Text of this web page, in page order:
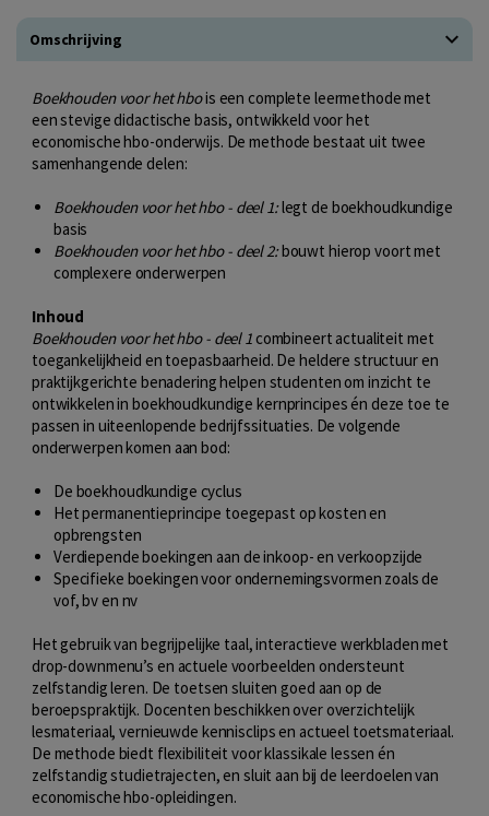
Omschrijving
Boekhouden voor het hbois een complete leermethode met
een stevige didactische basis, ontwikkeld voor het
economische hbo-onderwijs. De methode bestaat uit twee
samenhangende delen:
Boekhouden voor het hbo - deel 1:legt de boekhoudkundige
basis
Boekhouden voor het hbo - deel 2:bouwt hierop voort met
complexere onderwerpen
Inhoud
Boekhouden voor het hbo - deel 1combineert actualiteit met
toegankelijkheid en toepasbaarheid. De heldere structuur en
praktijkgerichte benadering helpen studenten om inzicht te
ontwikkelen in boekhoudkundige kernprincipes én deze toe te
passen in uiteenlopende bedrijfssituaties. De volgende
onderwerpen komen aan bod:
De boekhoudkundige cyclus
Het permanentieprincipe toegepast op kosten en
opbrengsten
Verdiepende boekingen aan de inkoop- en verkoopzijde
Specifieke boekingen voor ondernemingsvormen zoals de
vof, bv en nv
Het gebruik van begrijpelijke taal, interactieve werkbladen met
drop-downmenu’s en actuele voorbeelden ondersteunt
zelfstandig leren. De toetsen sluiten goed aan op de
beroepspraktijk. Docenten beschikken over overzichtelijk
lesmateriaal, vernieuwde kennisclips en actueel toetsmateriaal.
De methode biedt flexibiliteit voor klassikale lessen én
zelfstandig studietrajecten, en sluit aan bij de leerdoelen van
economische hbo-opleidingen.